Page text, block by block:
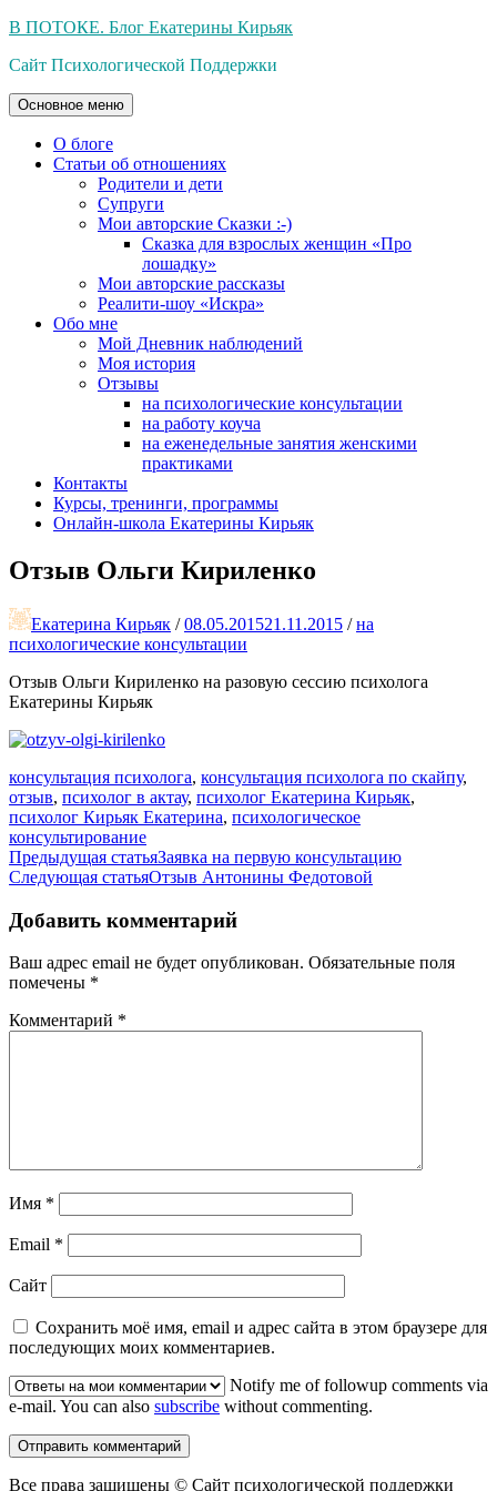
Перейти
содержимому
В ПОТОКЕ. Блог Екатерины Кирьяк
Сайт Психологической Поддержки
Основное меню
О блоге
Статьи об отношениях
Родители и дети
Супруги
Мои авторские Сказки :-)
Сказка для взрослых женщин «Про
лошадку»
Мои авторские рассказы
Реалити-шоу «Искра»
Обо мне
Мой Дневник наблюдений
Моя история
Отзывы
на психологические консультации
на работу коуча
на еженедельные занятия женскими
практиками
Контакты
Курсы, тренинги, программы
Онлайн-школа Екатерины Кирьяк
Отзыв Ольги Кириленко
Екатерина Кирьяк / 08.05.201521.11.2015 / на
психологические консультации
Отзыв Ольги Кириленко на разовую сессию психолога
Екатерины Кирьяк
консультация психолога, консультация психолога по скайпу,
отзыв, психолог в актау, психолог Екатерина Кирьяк,
психолог Кирьяк Екатерина, психологическое
консультирование
Навигация
по
записям
Предыдущая статьяЗаявка на первую консультацию
Следующая статьяОтзыв Антонины Федотовой
Добавить комментарий
Ваш адрес email не будет опубликован. Обязательные поля
помечены *
Комментарий *
Имя *
Email *
Сайт
Сохранить моё имя, email и адрес сайта в этом браузере для
последующих моих комментариев.
Notify me of followup comments via
e-mail. You can also subscribe without commenting.
Все права защищены © Сайт психологической поддержки